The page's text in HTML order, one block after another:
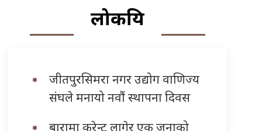
लोकप्रिय
जीतपुरसिमरा नगर उद्योग वाणिज्य
संघले मनायो नवौं स्थापना दिवस
बारामा करेन्ट लागेर एक जनाको